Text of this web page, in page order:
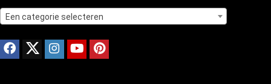
Een categorie selecteren